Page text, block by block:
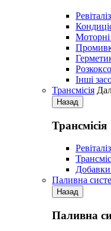
Iнші
Трансмісія
Назад
Трансмісія
Добавки
Паливна
Назад
Паливна